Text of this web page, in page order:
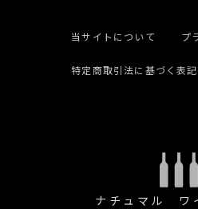
当サイトについて プ
特定商取引法に基づく表記
ナチュマル ワ